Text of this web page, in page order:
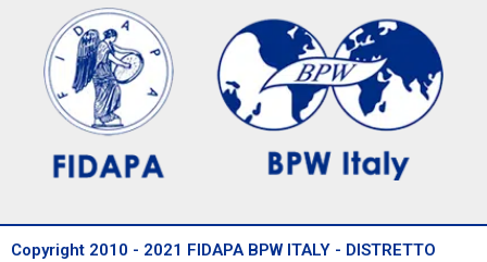
Copyright 2010 - 2021 FIDAPA BPW ITALY - DISTRETTO